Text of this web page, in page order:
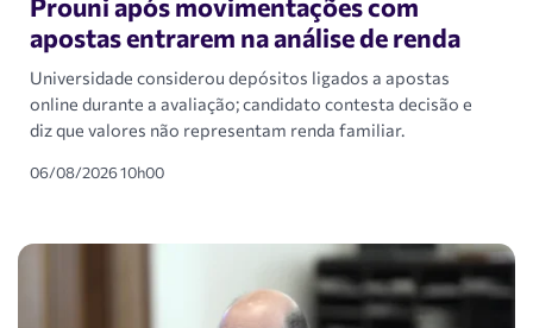
apostas entrarem na análise de renda
Universidade considerou depósitos ligados a apostas
online durante a avaliação; candidato contesta decisão e
diz que valores não representam renda familiar.
06/08/2026 10h00